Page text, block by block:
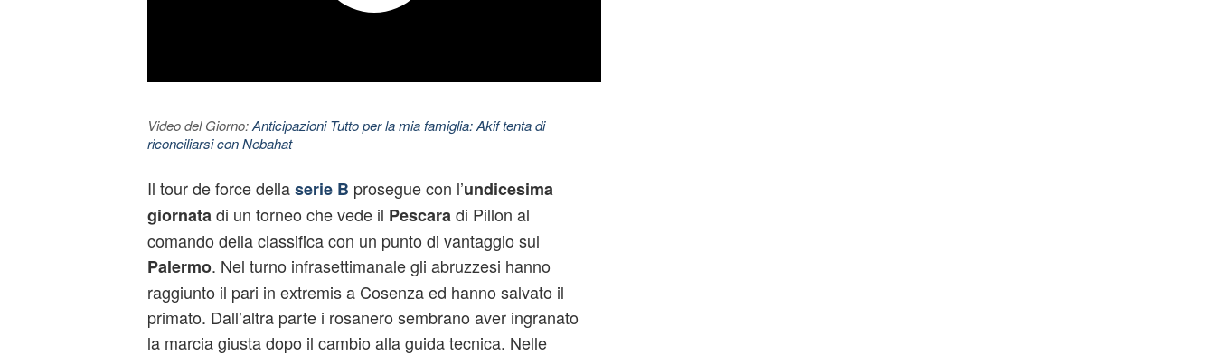
Video del Giorno:Anticipazioni Tutto per la mia famiglia: Akif tenta di
riconciliarsi con Nebahat
Il tour de force dellaserie B prosegue con l’undicesima
giornata di un torneo che vede il Pescara di Pillon al
comando della classifica con un punto di vantaggio sul
Palermo. Nel turno infrasettimanale gli abruzzesi hanno
raggiunto il pari in extremis a Cosenza ed hanno salvato il
primato. Dall’altra parte i rosanero sembrano aver ingranato
la marcia giusta dopo il cambio alla guida tecnica. Nelle